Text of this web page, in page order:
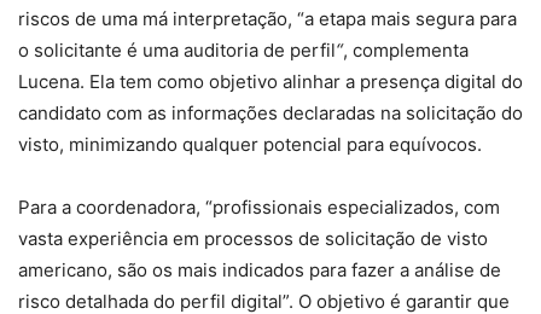
riscos de uma má interpretação, “a etapa mais segura para
o solicitante é uma auditoria de perfil“, complementa
Lucena. Ela tem como objetivo alinhar a presença digital do
candidato com as informações declaradas na solicitação do
visto, minimizando qualquer potencial para equívocos.
Para a coordenadora, “profissionais especializados, com
vasta experiência em processos de solicitação de visto
americano, são os mais indicados para fazer a análise de
risco detalhada do perfil digital”. O objetivo é garantir que